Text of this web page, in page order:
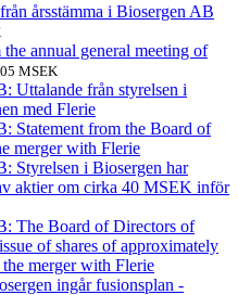
årsstämma i Biosergen AB
annual general meeting of
MSEK
Uttalande från styrelsen i
med Flerie
Statement from the Board of
merger with Flerie
Styrelsen i Biosergen har
aktier om cirka 40 MSEK inför
The Board of Directors of
of shares of approximately
merger with Flerie
ingår fusionsplan -